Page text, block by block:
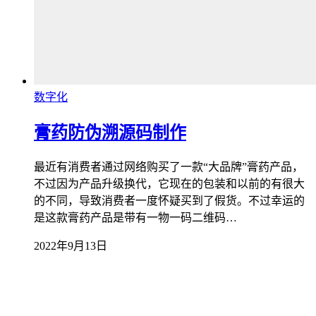
数字化
膏药防伪溯源码制作
最近有消费者通过网络购买了一款“大品牌”膏药产品，
不过因为产品升级换代，它现在的包装和以前的有很大
的不同，导致消费者一度怀疑买到了假货。不过幸运的
是这款膏药产品是带有一物一码二维码…
2022年9月13日